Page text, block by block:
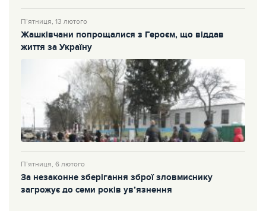
П’ятниця, 13 лютого
Жашківчани попрощалися з Героєм, що віддав
життя за Україну
П’ятниця, 6 лютого
За незаконне зберігання зброї зловмиснику
загрожує до семи років ув’язнення